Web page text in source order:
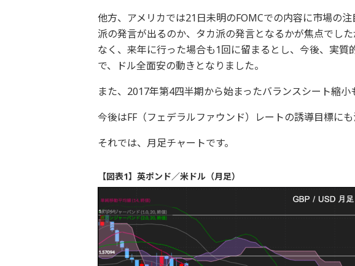
他方、アメリカでは21日未明のFOMCでの内容に市場の
派の発言が出るのか、タカ派の発言となるかが焦点でし
なく、来年に行った場合も1回に留まるとし、今後、実質
で、ドル全面安の動きとなりました。
また、2017年第4四半期から始まったバランスシート縮小
今後はFF（フェデラルファウンド）レートの誘導目標にも
それでは、月足チャートです。
【図表1】英ポンド／米ドル（月足）